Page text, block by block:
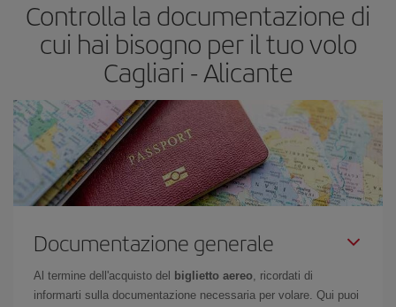
biglietti aerei, tanto più saranno convenienti. Inoltre, se cerchi i
voli con una certa flessibilità di date e orari di viaggio, potrai
scegliere il prezzo più conveniente.
Controlla la documentazione di
cui hai bisogno per il tuo volo
Cagliari - Alicante
Documentazione generale
Al termine dell'acquisto del biglietto aereo, ricordati di
informarti sulla documentazione necessaria per volare. Qui puoi